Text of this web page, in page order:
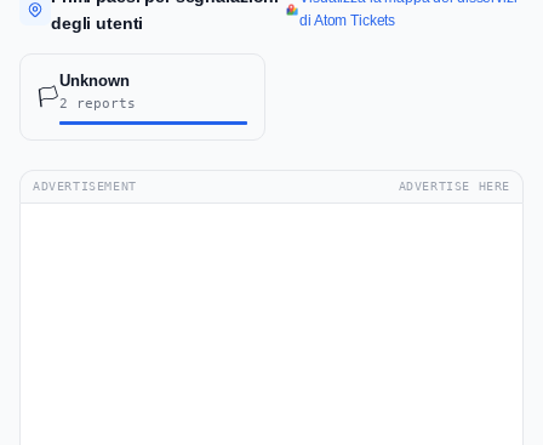
degli utenti
di Atom Tickets
🏳️
Unknown
2 reports
ADVERTISEMENT ADVERTISE HERE